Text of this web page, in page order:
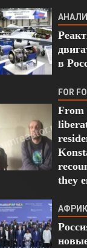
в
FOR
From
they